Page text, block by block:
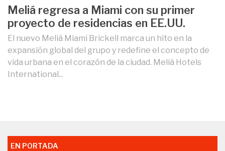
Meliá regresa a Miami con su primer
proyecto de residencias en EE.UU.
El nuevo Meliá Miami Brickell marca un hito en la
expansión global del grupo y redefine el concepto de
vida urbana en el corazón de la ciudad. Meliá Hotels
International...
EN PORTADA